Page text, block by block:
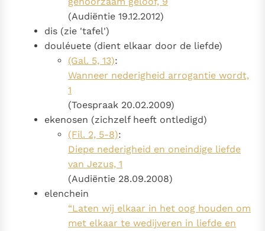
(Audiëntie 19.12.2012)
dis (zie 'tafel')
douléuete (dient elkaar door de liefde)
(Gal. 5, 13):
Wanneer nederigheid arrogantie wordt,
1
(Toespraak 20.02.2009)
ekenosen (zichzelf heeft ontledigd)
(Fil. 2, 5-8):
Diepe nederigheid en oneindige liefde
van Jezus, 1
(Audiëntie 28.09.2008)
elenchein
“Laten wij elkaar in het oog houden om
met elkaar te wedijveren in liefde en